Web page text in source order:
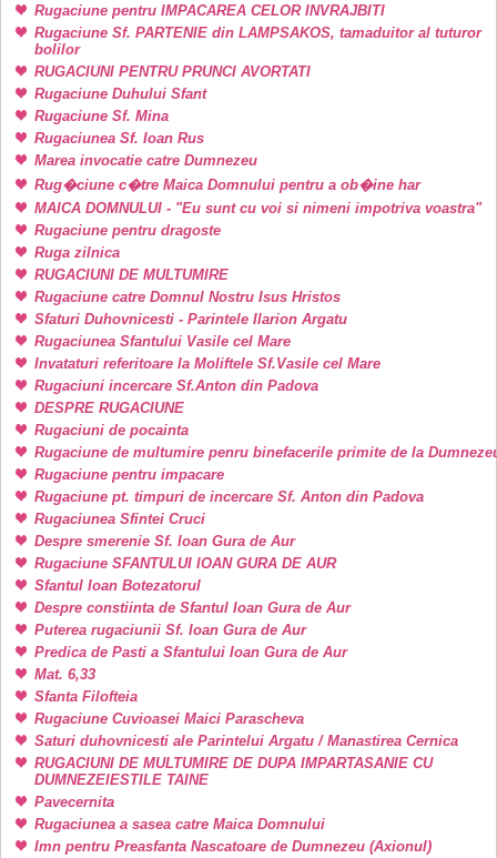
Rugaciune pentru IMPACAREA CELOR INVRAJBITI
Rugaciune Sf. PARTENIE din LAMPSAKOS, tamaduitor al tuturor
bolilor
RUGACIUNI PENTRU PRUNCI AVORTATI
Rugaciune Duhului Sfant
Rugaciune Sf. Mina
Rugaciunea Sf. Ioan Rus
Marea invocatie catre Dumnezeu
Rug�ciune c�tre Maica Domnului pentru a ob�ine har
MAICA DOMNULUI - "Eu sunt cu voi si nimeni impotriva voastra"
Rugaciune pentru dragoste
Ruga zilnica
RUGACIUNI DE MULTUMIRE
Rugaciune catre Domnul Nostru Isus Hristos
Sfaturi Duhovnicesti - Parintele Ilarion Argatu
Rugaciunea Sfantului Vasile cel Mare
Invataturi referitoare la Moliftele Sf.Vasile cel Mare
Rugaciuni incercare Sf.Anton din Padova
DESPRE RUGACIUNE
Rugaciuni de pocainta
Rugaciune de multumire penru binefacerile primite de la
Rugaciune pentru impacare
Rugaciune pt. timpuri de incercare Sf. Anton din Padova
Rugaciunea Sfintei Cruci
Despre smerenie Sf. Ioan Gura de Aur
Rugaciune SFANTULUI IOAN GURA DE AUR
Sfantul Ioan Botezatorul
Despre constiinta de Sfantul Ioan Gura de Aur
Puterea rugaciunii Sf. Ioan Gura de Aur
Predica de Pasti a Sfantului Ioan Gura de Aur
Mat. 6,33
Sfanta Filofteia
Rugaciune Cuvioasei Maici Parascheva
Saturi duhovnicesti ale Parintelui Argatu / Manastirea Cernica
RUGACIUNI DE MULTUMIRE DE DUPA IMPARTASANIE CU
DUMNEZEIESTILE TAINE
Pavecernita
Rugaciunea a sasea catre Maica Domnului
Imn pentru Preasfanta Nascatoare de Dumnezeu (Axionul)